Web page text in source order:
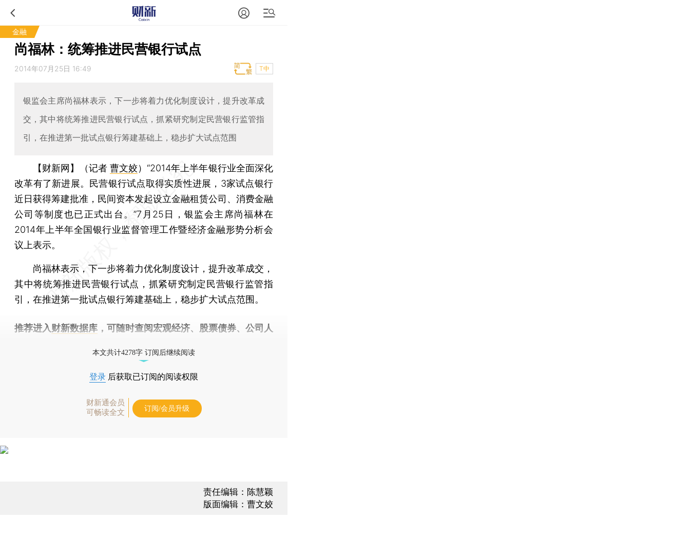
金融
尚福林：统筹推进民营银行试点
2014年07月25日 16:49 T中
银监会主席尚福林表示，下一步将着力优化制度设计，提升改革成
交，其中将统筹推进民营银行试点，抓紧研究制定民营银行监管指
引，在推进第一批试点银行筹建基础上，稳步扩大试点范围
【财新网】（记者 曹文姣）“2014年上半年银行业全面深化
改革有了新进展。民营银行试点取得实质性进展，3家试点银行
近日获得筹建批准，民间资本发起设立金融租赁公司、消费金融
公司等制度也已正式出台。”7月25日，银监会主席尚福林在
2014年上半年全国银行业监督管理工作暨经济金融形势分析会
议上表示。
尚福林表示，下一步将着力优化制度设计，提升改革成交，
其中将统筹推进民营银行试点，抓紧研究制定民营银行监管指
引，在推进第一批试点银行筹建基础上，稳步扩大试点范围。
推荐进入财新数据库 ，可随时查阅宏观经济、股票债券、公司人
本文共计4278字 订阅后继续阅读
登录 后获取已订阅的阅读权限
财新通会员
可畅读全文
订阅/会员升级
责任编辑：陈慧颖
版面编辑：曹文姣